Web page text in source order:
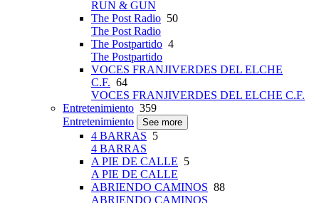
RUN & GUN
The Post Radio 50
The Post Radio
The Postpartido 4
The Postpartido
VOCES FRANJIVERDES DEL ELCHE
C.F. 64
VOCES FRANJIVERDES DEL ELCHE C.F.
Entretenimiento 359
Entretenimiento
See more
4 BARRAS 5
4 BARRAS
A PIE DE CALLE 5
A PIE DE CALLE
ABRIENDO CAMINOS 88
ABRIENDO CAMINOS